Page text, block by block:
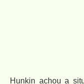
Hunkin achou a